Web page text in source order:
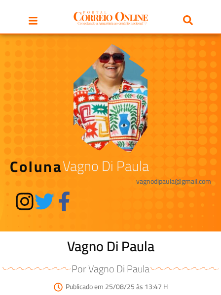
ColunaVagno Di Paula
vagnodipaula@gmail.com
Vagno Di Paula
Por Vagno Di Paula
Publicado em 25/08/25 às 13:47 H